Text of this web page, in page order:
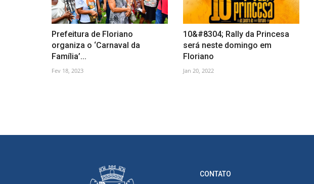
Prefeitura de Floriano
organiza o ‘Carnaval da
Família’...
Fev 18, 2023
10&#8304; Rally da Princesa
será neste domingo em
Floriano
Jan 20, 2022
CONTATO